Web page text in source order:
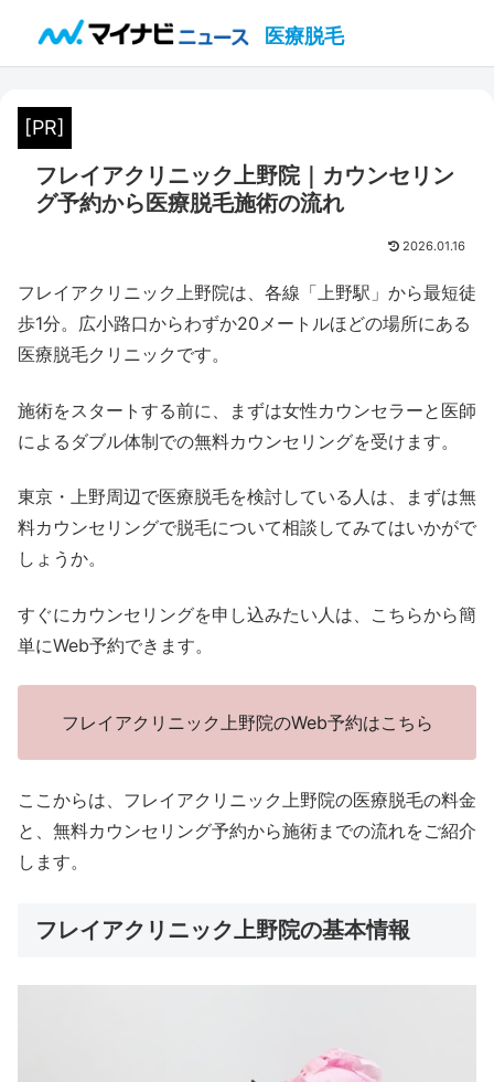
医療脱毛
[PR]
フレイアクリニック上野院｜カウンセリン
グ予約から医療脱毛施術の流れ
2026.01.16
フレイアクリニック上野院は、各線「上野駅」から最短徒
歩1分。広小路口からわずか20メートルほどの場所にある
医療脱毛クリニックです。
施術をスタートする前に、まずは女性カウンセラーと医師
によるダブル体制での無料カウンセリングを受けます。
東京・上野周辺で医療脱毛を検討している人は、まずは無
料カウンセリングで脱毛について相談してみてはいかがで
しょうか。
すぐにカウンセリングを申し込みたい人は、こちらから簡
単にWeb予約できます。
フレイアクリニック上野院のWeb予約はこちら
ここからは、フレイアクリニック上野院の医療脱毛の料金
と、無料カウンセリング予約から施術までの流れをご紹介
します。
フレイアクリニック上野院の基本情報